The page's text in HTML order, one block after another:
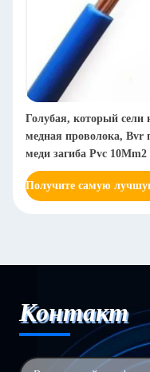
Голубая, который сели
медная проволока, Bvr
меди загиба Pvc
Получите самую
Контакт